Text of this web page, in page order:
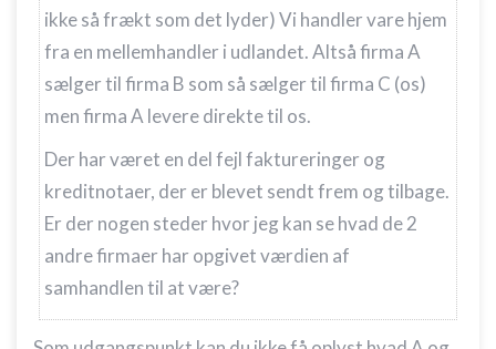
ikke så frækt som det lyder) Vi handler vare hjem
fra en mellemhandler i udlandet. Altså firma A
sælger til firma B som så sælger til firma C (os)
men firma A levere direkte til os.
Der har været en del fejl faktureringer og
kreditnotaer, der er blevet sendt frem og tilbage.
Er der nogen steder hvor jeg kan se hvad de 2
andre firmaer har opgivet værdien af
samhandlen til at være?